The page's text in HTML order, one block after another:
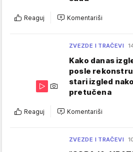
Reaguj Komentariši
ZVEZDE I TRAČEVI
Kako danas
posle
stari izgled
pretučena
Reaguj Komentariši
ZVEZDE I TRAČEVI